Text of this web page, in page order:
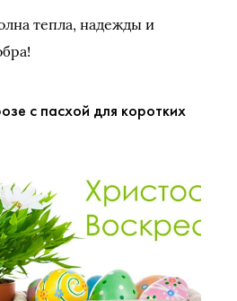
тепла, надежды и
с пасхой для коротких